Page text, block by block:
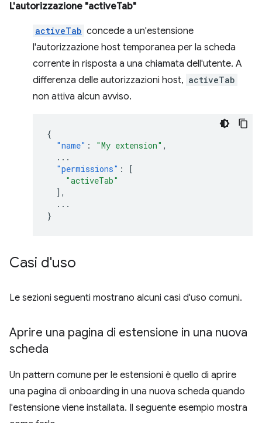
L'autorizzazione "activeTab"
activeTab concede a un'estensione
l'autorizzazione host temporanea per la scheda
corrente in risposta a una chiamata dell'utente. A
differenza delle autorizzazioni host, activeTab
non attiva alcun avviso.
{
"name" : "My extension" ,
...
"permissions" :
[
"activeTab"
],
...
}
Casi d'uso
Le sezioni seguenti mostrano alcuni casi d'uso comuni.
Aprire una pagina di estensione in una nuova
scheda
Un pattern comune per le estensioni è quello di aprire
una pagina di onboarding in una nuova scheda quando
l'estensione viene installata. Il seguente esempio mostra